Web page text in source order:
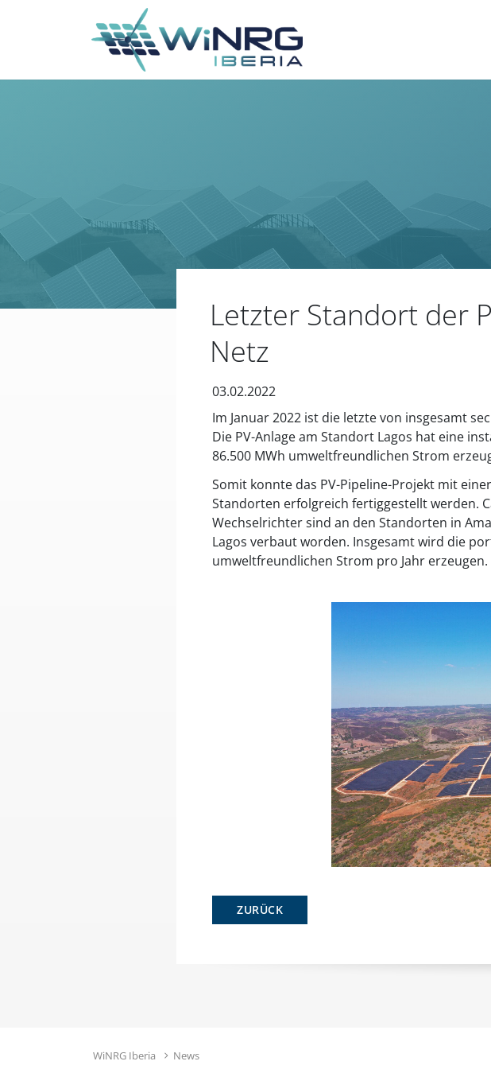
Letzter Standort der
Netz
03.02.2022
Im Januar 2022 ist die letzte von insgesamt
Die PV-Anlage am Standort Lagos hat eine
86.500 MWh umweltfreundlichen Strom
Somit konnte das PV-Pipeline-Projekt mit
Standorten erfolgreich fertiggestellt werden.
Wechselrichter sind an den Standorten in
Lagos verbaut worden. Insgesamt wird die
umweltfreundlichen Strom pro Jahr erzeugen.
ZURÜCK
WiNRG Iberia News